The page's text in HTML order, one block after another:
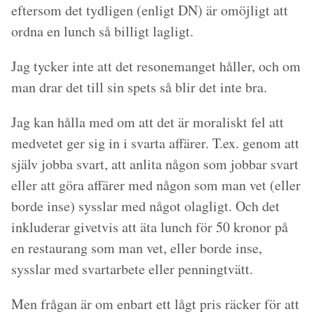
eftersom det tydligen (enligt DN) är omöjligt att
ordna en lunch så billigt lagligt.
Jag tycker inte att det resonemanget håller, och om
man drar det till sin spets så blir det inte bra.
Jag kan hålla med om att det är moraliskt fel att
medvetet ger sig in i svarta affärer. T.ex. genom att
själv jobba svart, att anlita någon som jobbar svart
eller att göra affärer med någon som man vet (eller
borde inse) sysslar med något olagligt. Och det
inkluderar givetvis att äta lunch för 50 kronor på
en restaurang som man vet, eller borde inse,
sysslar med svartarbete eller penningtvätt.
Men frågan är om enbart ett lågt pris räcker för att